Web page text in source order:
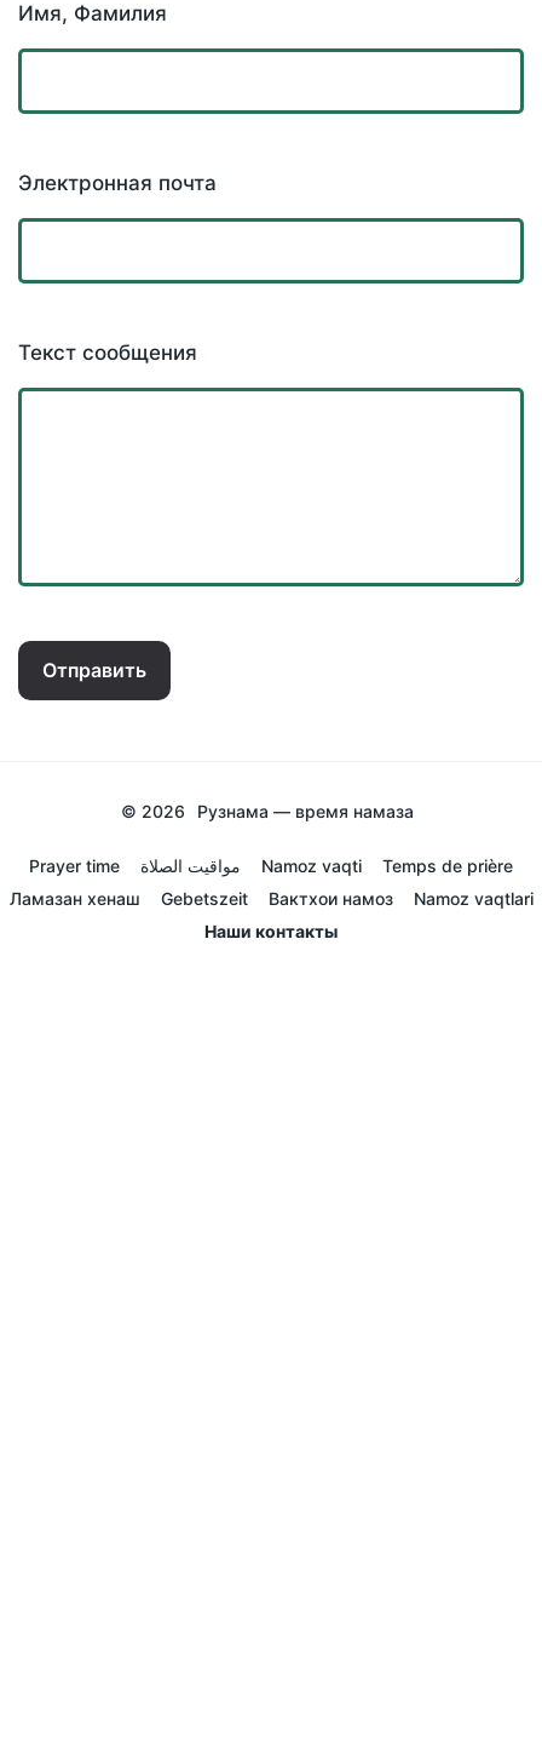
Имя, Фамилия
Электронная почта
Текст сообщения
Отправить
© 2026 Рузнама — время намаза
Prayer time مواقيت الصلاة Namoz vaqti
Temps de prière
Ламазан хенаш
Gebetszeit Вактхои намоз
Namoz vaqtlari
Наши контакты